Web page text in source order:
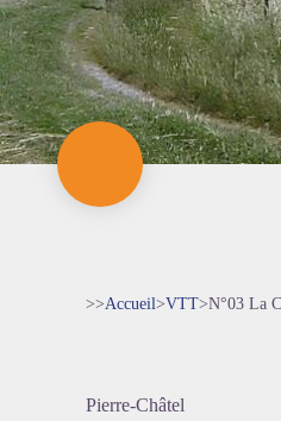
>>Accueil>VTT>N°03 La
Pierre-Châtel